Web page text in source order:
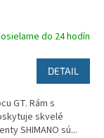
A
R
M
do 24 hodín
DETAIL
GT. Rám s
skvelé
SHIMANO sú...